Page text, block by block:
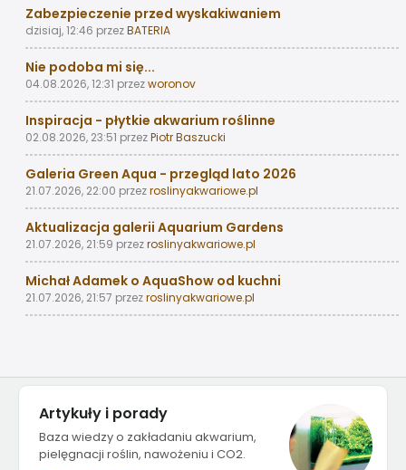
Zabezpieczenie przed wyskakiwaniem
dzisiaj, 12:46 przezBATERIA
Nie podoba mi się...
04.08.2026, 12:31 przezworonov
Inspiracja - płytkie akwarium roślinne
02.08.2026, 23:51 przezPiotr Baszucki
Galeria Green Aqua - przegląd lato 2026
21.07.2026, 22:00 przezroslinyakwariowe.pl
Aktualizacja galerii Aquarium Gardens
21.07.2026, 21:59 przezroslinyakwariowe.pl
Michał Adamek o AquaShow od kuchni
21.07.2026, 21:57 przezroslinyakwariowe.pl
Artykuły i porady
Baza wiedzy o zakładaniu akwarium,
pielęgnacji roślin, nawożeniu i CO2.